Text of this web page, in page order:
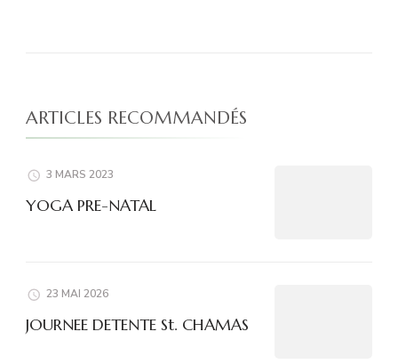
ARTICLES RECOMMANDÉS
3 MARS 2023
YOGA PRE-NATAL
23 MAI 2026
JOURNEE DETENTE St. CHAMAS